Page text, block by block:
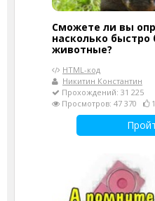
Сможете ли вы
насколько быстро
животные?
HTML-код
Никитин Константин
Прохождений: 31 225
Просмотров: 47 370